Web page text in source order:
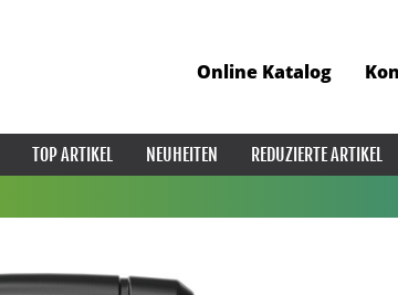
Online Katalog
TOP ARTIKEL NEUHEITEN REDUZIERTE ARTIKEL